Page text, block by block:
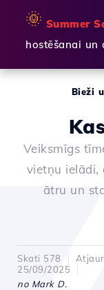
🌞 Summer
hostēšanai un
Bieži
Veiksmīgs
vietņu ielādi,
ātru un
Skati 578
25/09/2025
no Mark D.